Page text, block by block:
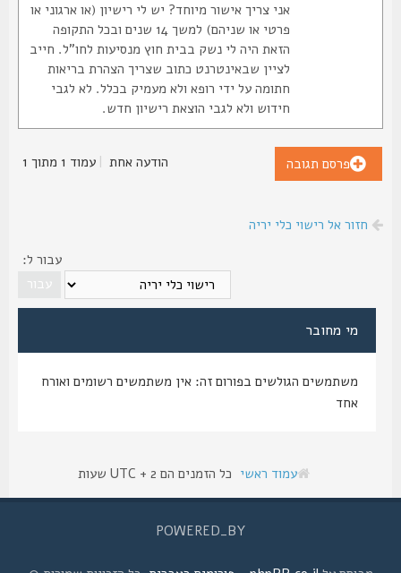
אני צריך אישור מיוחד? יש לי רישיון (או ארגוני או
פרטי או שניהם) למשך 14 שנים ובכל התקופה
הזאת היה לי נשק בבית חוץ מנסיעות לחו"ל. חייב
לציין שבאינטרנט כתוב שצריך הצהרת בריאות
חתומה על ידי רופא ולא מעמיק בכלל. לא לגבי
חידוש ולא לגבי הוצאת רישיון חדש.
פרסם תגובה הודעה אחת |עמוד1מתוך1
חזור אל רישוי כלי יריה
עבור ל:
מי מחובר
משתמשים הגולשים בפורום זה: אין משתמשים רשומים ואורח
עמוד ראשי כל הזמנים הם UTC + 2 שעות
POWERED_BY